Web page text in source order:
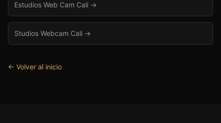
Estudios Web Cam Cali →
Studios Webcam Cali →
← Volver al inicio